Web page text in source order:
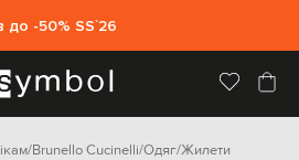
до -50% SS`26
Brunello Cucinelli Одяг Жилети